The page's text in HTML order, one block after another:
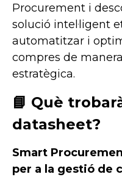
Procurement i
solució intel·ligent
automatitzar i
compres de
estratègica.
📘 Què
datasheet?
Smart
per a la gestió de